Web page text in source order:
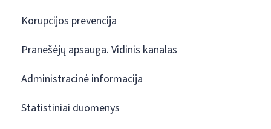
Korupcijos prevencija
Pranešėjų apsauga. Vidinis kanalas
Administracinė informacija
Statistiniai duomenys